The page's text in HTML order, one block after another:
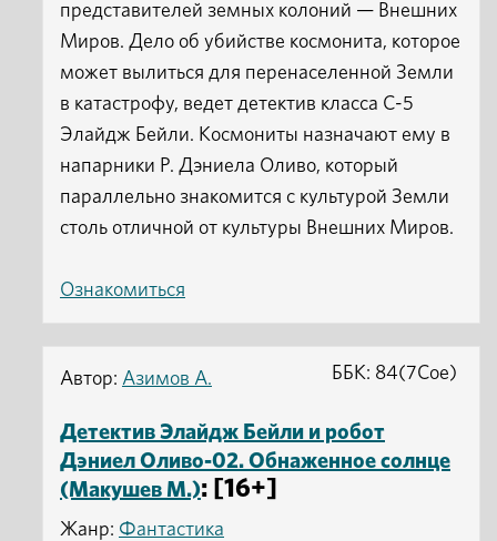
представителей земных колоний — Внешних
Миров. Дело об убийстве космонита, которое
может вылиться для перенаселенной Земли
в катастрофу, ведет детектив класса С-5
Элайдж Бейли. Космониты назначают ему в
напарники Р. Дэниела Оливо, который
параллельно знакомится с культурой Земли
столь отличной от культуры Внешних Миров.
Ознакомиться
Автор: Азимов А.
Детектив Элайдж Бейли и робот
Дэниел Оливо-02. Обнаженное солнце
(Макушев М.): [16+]
Жанр: Фантастика
ББК: 84(7Сое)